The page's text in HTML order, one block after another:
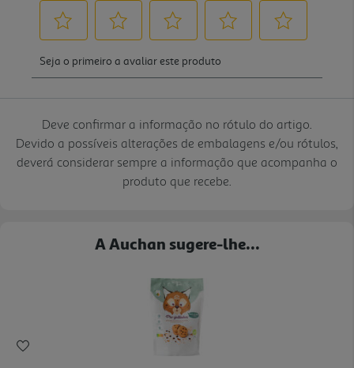
Deve confirmar a informação no rótulo do artigo.
Devido a possíveis alterações de embalagens e/ou rótulos,
deverá considerar sempre a informação que acompanha o
produto que recebe.
A Auchan sugere-lhe...